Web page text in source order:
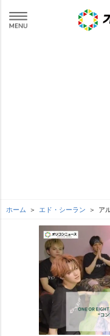
ホーム エド・シーラン ア